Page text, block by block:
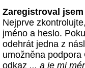
Zaregistroval
Nejprve
jméno a heslo.
odehrát jedna z
umožněna podpora
odkaz ... a je mi